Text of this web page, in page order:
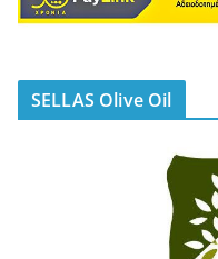
SELLAS Olive Oil